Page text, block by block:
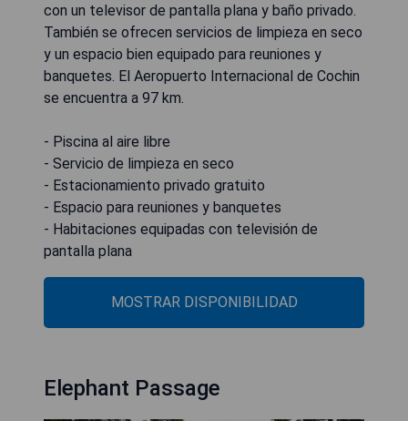
con un televisor de pantalla plana y baño privado.
También se ofrecen servicios de limpieza en seco
y un espacio bien equipado para reuniones y
banquetes. El Aeropuerto Internacional de Cochin
se encuentra a 97 km.
- Piscina al aire libre
- Servicio de limpieza en seco
- Estacionamiento privado gratuito
- Espacio para reuniones y banquetes
- Habitaciones equipadas con televisión de
pantalla plana
MOSTRAR DISPONIBILIDAD
Elephant Passage